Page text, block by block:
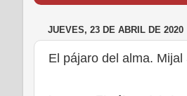
JUEVES, 23 DE ABRIL DE 2020
El pájaro del alma. Mijal